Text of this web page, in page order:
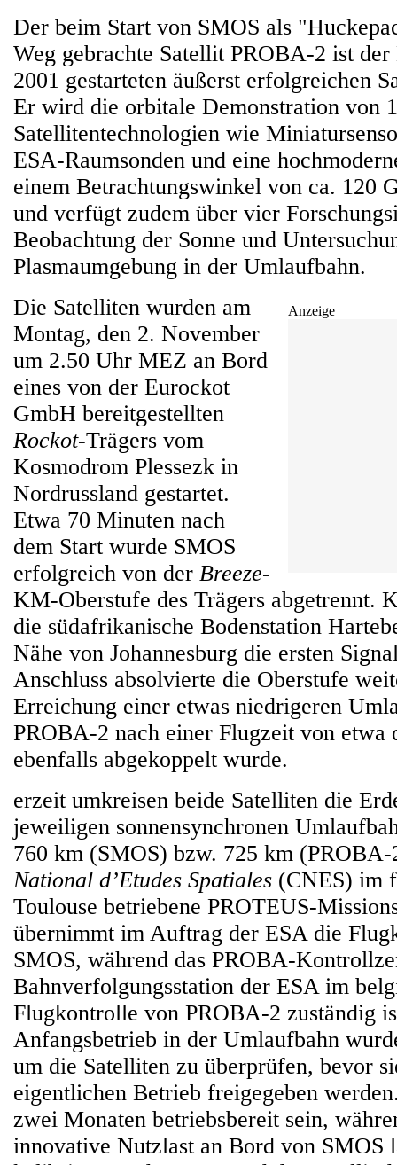
Der beim Start von SMOS als
Weg gebrachte Satellit PROBA-2 ist
2001 gestarteten äußerst erfolgreichen
Er wird die orbitale Demonstration von
Satellitentechnologien wie
ESA-Raumsonden und eine
einem Betrachtungswinkel von ca. 120
und verfügt zudem über vier
Beobachtung der Sonne und
Plasmaumgebung in der Umlaufbahn.
Anzeige
Die Satelliten wurden am
Montag, den 2. November
um 2.50 Uhr MEZ an Bord
eines von der Eurockot
GmbH bereitgestellten
Rockot-Trägers vom
Kosmodrom Plessezk in
Nordrussland gestartet.
Etwa 70 Minuten nach
dem Start wurde SMOS
erfolgreich von der Breeze-
KM-Oberstufe des Trägers abgetrennt.
die südafrikanische Bodenstation
Nähe von Johannesburg die ersten
Anschluss absolvierte die Oberstufe
Erreichung einer etwas niedrigeren
PROBA-2 nach einer Flugzeit von etwa
ebenfalls abgekoppelt wurde.
erzeit umkreisen beide Satelliten die
jeweiligen sonnensynchronen
760 km (SMOS) bzw. 725 km
National d’Etudes Spatiales (CNES) im
Toulouse betriebene PROTEUS-
übernimmt im Auftrag der ESA die
SMOS, während das PROBA-
Bahnverfolgungsstation der ESA im
Flugkontrolle von PROBA-2 zuständig
Anfangsbetrieb in der Umlaufbahn
um die Satelliten zu überprüfen, bevor
eigentlichen Betrieb freigegeben
zwei Monaten betriebsbereit sein,
innovative Nutzlast an Bord von SMOS